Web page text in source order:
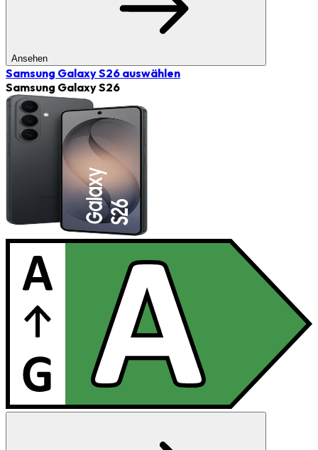
Ansehen
Samsung Galaxy S26 auswählen
Samsung Galaxy S26